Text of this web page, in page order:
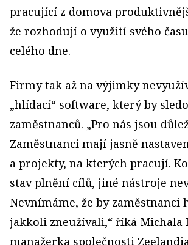
pracující z domova
že rozhodují o využití svého
celého dne.
Firmy tak až na výjimky
„hlídací“ software, který by
zaměstnanců. „Pro nás jsou
Zaměstnanci mají jasně
a projekty, na kterých pracují.
stav plnění cílů, jiné nástroje
Nevnímáme, že by zaměstnanci
jakkoli zneužívali,“ říká Michala
manažerka společnosti